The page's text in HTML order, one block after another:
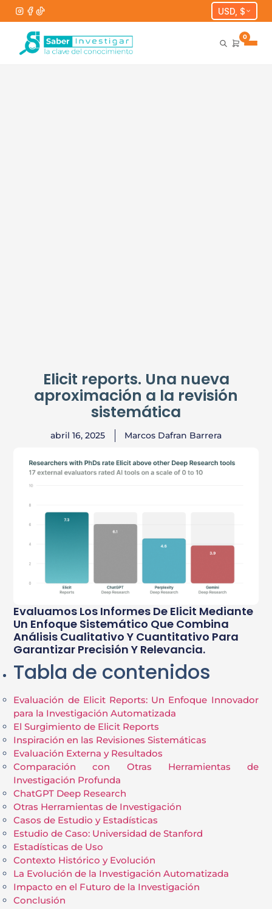
USD, $
0
Elicit reports. Una nueva
aproximación a la revisión
sistemática
abril 16, 2025 Marcos Dafran Barrera
Evaluamos Los Informes De Elicit Mediante
Un Enfoque Sistemático Que Combina
Análisis Cualitativo Y Cuantitativo Para
Garantizar Precisión Y Relevancia.
Tabla de contenidos
Evaluación de Elicit Reports: Un Enfoque Innovador
para la Investigación Automatizada
El Surgimiento de Elicit Reports
Inspiración en las Revisiones Sistemáticas
Evaluación Externa y Resultados
Comparación con Otras Herramientas de
Investigación Profunda
ChatGPT Deep Research
Otras Herramientas de Investigación
Casos de Estudio y Estadísticas
Estudio de Caso: Universidad de Stanford
Estadísticas de Uso
Contexto Histórico y Evolución
La Evolución de la Investigación Automatizada
Impacto en el Futuro de la Investigación
Conclusión